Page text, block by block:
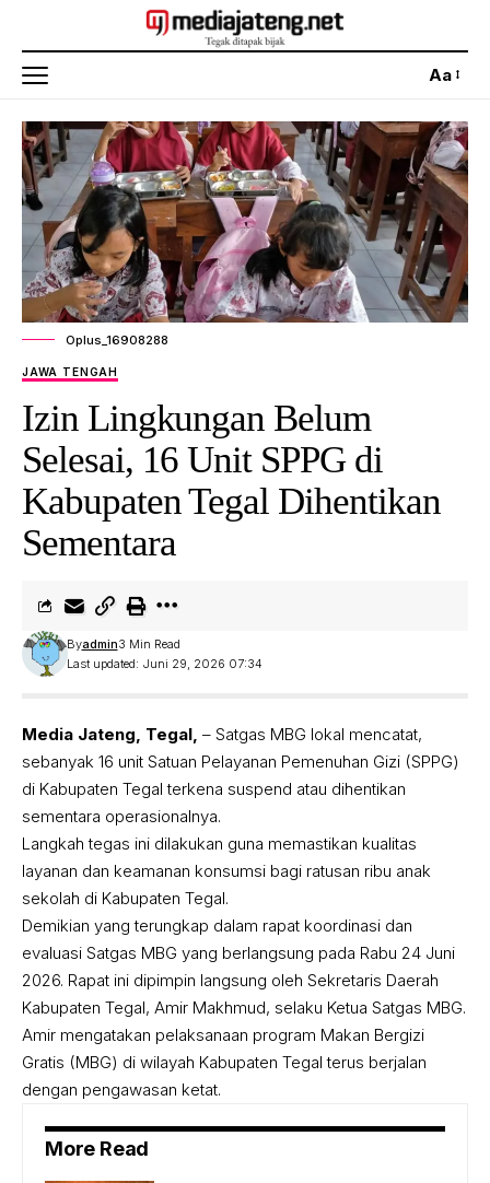
Aa
Oplus_16908288
JAWA TENGAH
Izin Lingkungan Belum
Selesai, 16 Unit SPPG di
Kabupaten Tegal Dihentikan
Sementara
Last updated: Juni 29, 2026 07:34
Byadmin3 Min Read
Media Jateng, Tegal, – Satgas MBG lokal mencatat,
sebanyak 16 unit Satuan Pelayanan Pemenuhan Gizi (SPPG)
di Kabupaten Tegal terkena suspend atau dihentikan
sementara operasionalnya.
Langkah tegas ini dilakukan guna memastikan kualitas
layanan dan keamanan konsumsi bagi ratusan ribu anak
sekolah di Kabupaten Tegal.
Demikian yang terungkap dalam rapat koordinasi dan
evaluasi Satgas MBG yang berlangsung pada Rabu 24 Juni
2026. Rapat ini dipimpin langsung oleh Sekretaris Daerah
Kabupaten Tegal, Amir Makhmud, selaku Ketua Satgas MBG.
Amir mengatakan pelaksanaan program Makan Bergizi
Gratis (MBG) di wilayah Kabupaten Tegal terus berjalan
dengan pengawasan ketat.
More Read